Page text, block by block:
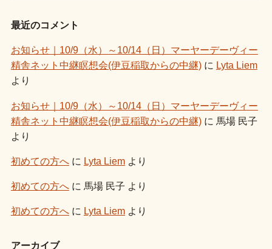
最近のコメント
お知らせ｜10/9（水）～10/14（日）マーヤーデーヴィー
精舎ネット中継瞑想会(伊豆稲取からの中継)に Lyta Liem
より
お知らせ｜10/9（水）～10/14（日）マーヤーデーヴィー
精舎ネット中継瞑想会(伊豆稲取からの中継)に 馬場 民子
より
初めての方へに Lyta Liemより
初めての方へに 馬場 民子 より
初めての方へに Lyta Liemより
アーカイブ